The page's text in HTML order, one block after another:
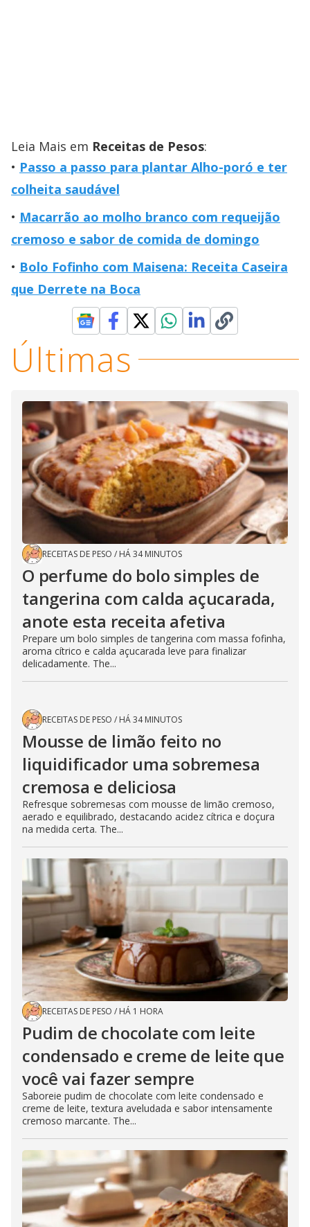
Leia Mais em Receitas de Pesos:
Passo a passo para plantar Alho-poró e ter
colheita saudável
Macarrão ao molho branco com requeijão
cremoso e sabor de comida de domingo
Bolo Fofinho com Maisena: Receita Caseira
que Derrete na Boca
Últimas
RECEITAS DE PESO / HÁ 34 MINUTOS
O perfume do bolo simples de
tangerina com calda açucarada,
anote esta receita afetiva
Prepare um bolo simples de tangerina com massa fofinha,
aroma cítrico e calda açucarada leve para finalizar
delicadamente. The...
RECEITAS DE PESO / HÁ 34 MINUTOS
Mousse de limão feito no
liquidificador uma sobremesa
cremosa e deliciosa
Refresque sobremesas com mousse de limão cremoso,
aerado e equilibrado, destacando acidez cítrica e doçura
na medida certa. The...
RECEITAS DE PESO / HÁ 1 HORA
Pudim de chocolate com leite
condensado e creme de leite que
você vai fazer sempre
Saboreie pudim de chocolate com leite condensado e
creme de leite, textura aveludada e sabor intensamente
cremoso marcante. The...